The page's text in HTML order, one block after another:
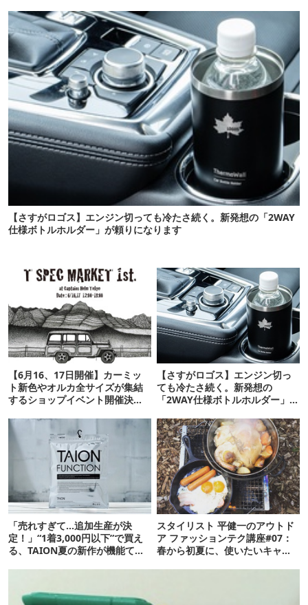
【さすがロゴス】エンジン切っても冷たさ続く。新発想の「2WAY
仕様ボトルホルダー」が頼りになります
【6月16、17日開催】カーミッ
ト新色やオルカ全サイズが集結
するショップイベント開催決定
【さすがロゴス】エンジン切っ
ても冷たさ続く。新発想の
「2WAY仕様ボトルホルダー」が
「売れすぎて…追加生産が決
定！」“1着3,000円以下”で買え
る、TAION夏の新作が機能てん
スタイリスト 平健一のアウトド
ア ファッションテク講座#07：
春から初夏に、使いたいキャン